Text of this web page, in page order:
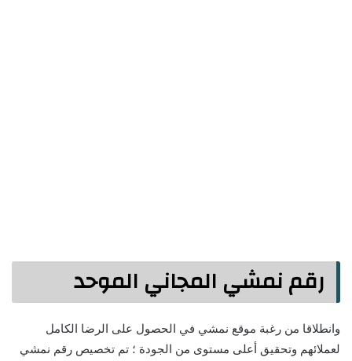
رقم نمشي المجاني الموحد
وانطلاقا من رغبة موقع نمشي في الحصول على الرضا الكامل
لعملائهم وتحقيق أعلى مستوى من الجودة ؛ تم تخصيص رقم نمشي